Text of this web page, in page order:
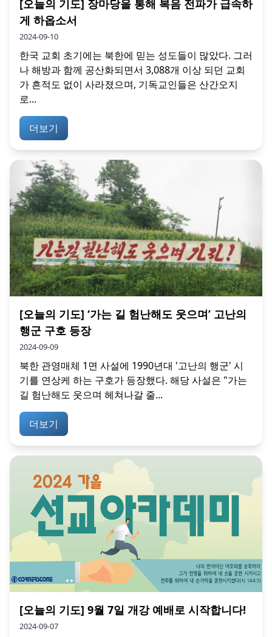
[오늘의 기도] 장마당을 통해 복음 전파가 급속하
게 하옵소서
2024-09-10
한국 교회 초기에는 북한에 믿는 성도들이 많았다. 그러
나 해방과 함께 공산화되면서 3,088개 이상 되던 교회
가 흔적도 없이 사라졌으며, 기독교인들은 산간오지
로...
더보기
[오늘의 기도] ‘가는 길 험난해도 웃으며’ 고난의
행군 구호 등장
2024-09-09
북한 관영매체 1면 사설에 1990년대 '고난의 행군' 시
기를 연상케 하는 구호가 등장했다. 해당 사설은 "가는
길 험난해도 웃으며 헤쳐나갈 줄...
더보기
[오늘의 기도] 9월 7일 개강 예배로 시작합니다!
2024-09-07